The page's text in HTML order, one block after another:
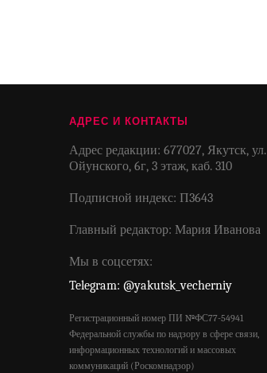
АДРЕС И КОНТАКТЫ
Адрес редакции: 677027, Якутск, ул.
Ойунского, 6г, 3 этаж, каб. 310
Подписной индекс: П3643
Главный редактор: Мария Иванова
Мы в соцсетях:
Telegram: @yakutsk_vecherniy
Регистрационный номер ПИ №ФС77-54941
Федеральной службы по надзору в сфере связи,
информационных технологий и массовых
коммуникаций (Роскомнадзор)